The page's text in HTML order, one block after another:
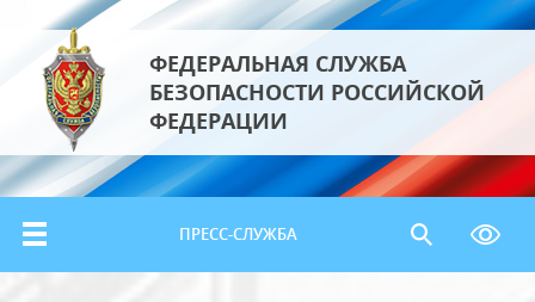
ФЕДЕРАЛЬНАЯ СЛУЖБА
БЕЗОПАСНОСТИ РОССИЙСКОЙ
ФЕДЕРАЦИИ
ПРЕСС-СЛУЖБА